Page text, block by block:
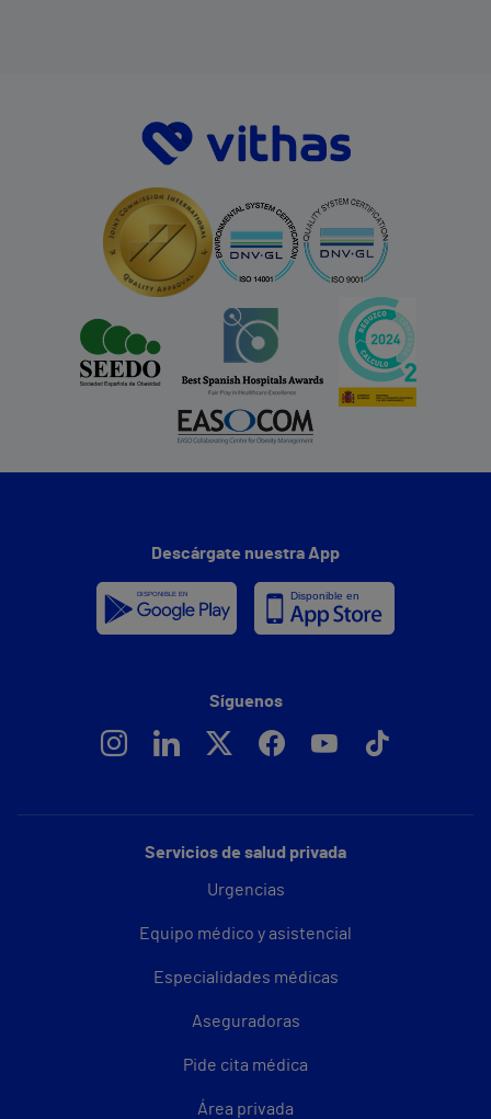
Servicios de salud privada
Urgencias
Equipo médico y asistencial
Especialidades médicas
Aseguradoras
Pide cita médica
Área privada
Descárgate nuestra App
Síguenos